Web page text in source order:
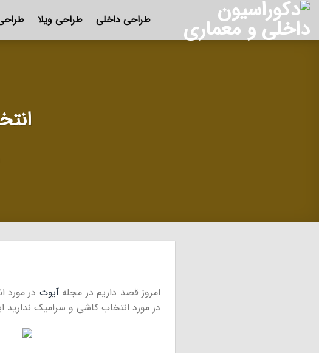
Skip
content
طراحی داخلی طراحی ویلا
امروز قصد داریم در مجلهآیوت در مورد
در مورد انتخاب کاشی و سرامیک